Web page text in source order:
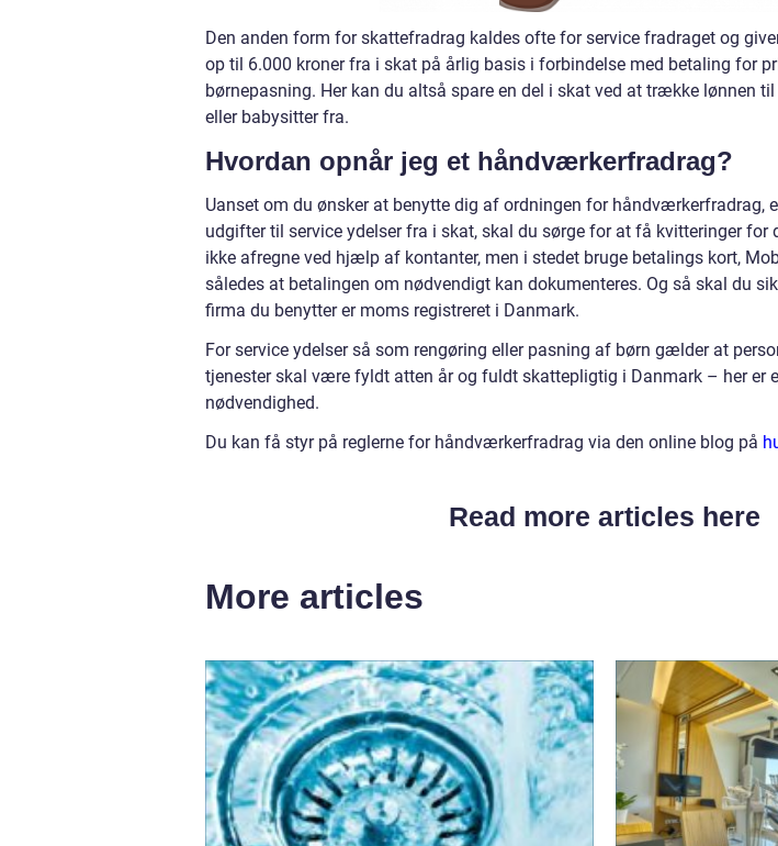
Den anden form for skattefradrag kaldes ofte for service fradraget og
op til 6.000 kroner fra i skat på årlig basis i forbindelse med betaling for
børnepasning. Her kan du altså spare en del i skat ved at trække lønnen
eller babysitter fra.
Hvordan opnår jeg et håndværkerfradrag?
Uanset om du ønsker at benytte dig af ordningen for håndværkerfradrag,
udgifter til service ydelser fra i skat, skal du sørge for at få kvitteringer for
ikke afregne ved hjælp af kontanter, men i stedet bruge betalings kort,
således at betalingen om nødvendigt kan dokumenteres. Og så skal du
firma du benytter er moms registreret i Danmark.
For service ydelser så som rengøring eller pasning af børn gælder at
tjenester skal være fyldt atten år og fuldt skattepligtig i Danmark – her er
nødvendighed.
Du kan få styr på reglerne for håndværkerfradrag via den online blog på
Read more articles here
More articles